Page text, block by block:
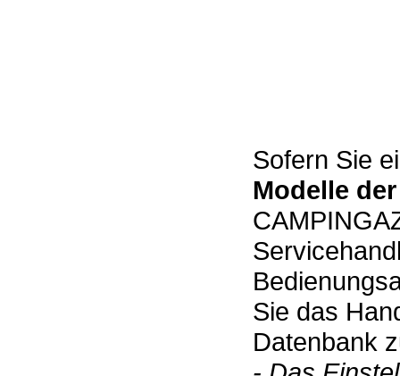
Sofern Sie
Modelle
Sie das
Datenbank